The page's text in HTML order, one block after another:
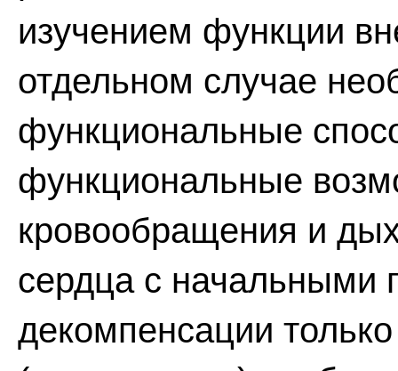
изучением функции
отдельном случае
функциональные
функциональные
кровообращения и
сердца с начальными
декомпенсации